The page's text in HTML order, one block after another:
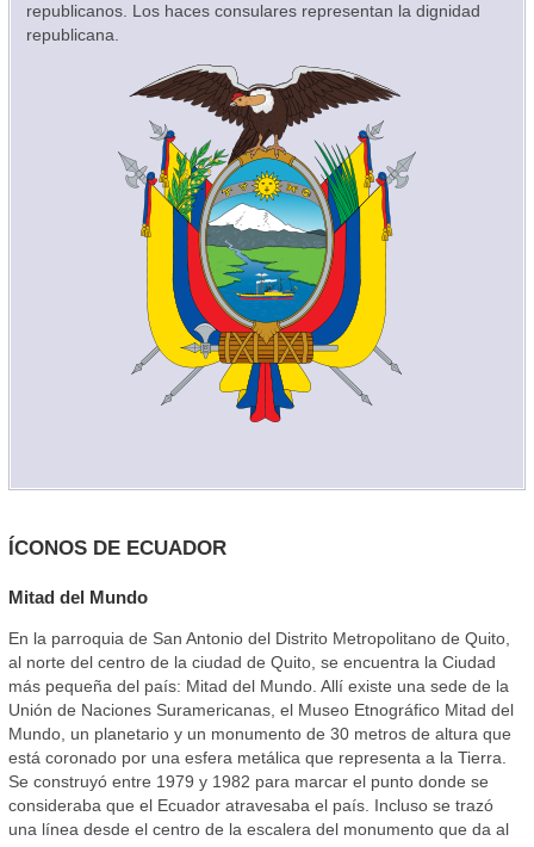
republicanos. Los haces consulares representan la dignidad
republicana.
ÍCONOS DE ECUADOR
Mitad del Mundo
En la parroquia de San Antonio del Distrito Metropolitano de Quito,
al norte del centro de la ciudad de Quito, se encuentra la Ciudad
más pequeña del país: Mitad del Mundo. Allí existe una sede de la
Unión de Naciones Suramericanas, el Museo Etnográfico Mitad del
Mundo, un planetario y un monumento de 30 metros de altura que
está coronado por una esfera metálica que representa a la Tierra.
Se construyó entre 1979 y 1982 para marcar el punto donde se
consideraba que el Ecuador atravesaba el país. Incluso se trazó
una línea desde el centro de la escalera del monumento que da al